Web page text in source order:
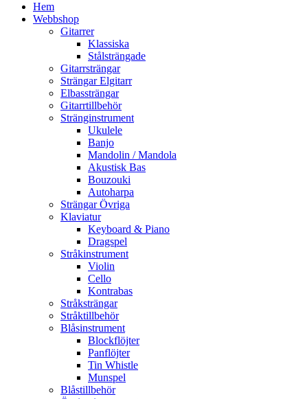
Hem
Webbshop
Gitarrer
Klassiska
Stålsträngade
Gitarrsträngar
Strängar Elgitarr
Elbassträngar
Gitarrtillbehör
Stränginstrument
Ukulele
Banjo
Mandolin / Mandola
Akustisk Bas
Bouzouki
Autoharpa
Strängar Övriga
Klaviatur
Keyboard & Piano
Dragspel
Stråkinstrument
Violin
Cello
Kontrabas
Stråksträngar
Stråktillbehör
Blåsinstrument
Blockflöjter
Panflöjter
Tin Whistle
Munspel
Blåstillbehör